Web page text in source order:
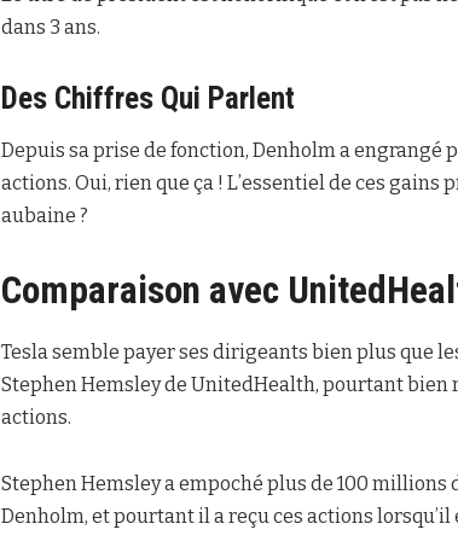
dans 3 ans.
Des Chiffres Qui Parlent
Depuis sa prise de fonction, Denholm a
actions. Oui, rien que ça ! L’essentiel de ces gains
aubaine ?
Comparaison avec
Tesla semble payer ses dirigeants bien plus que
Stephen Hemsley de UnitedHealth, pourtant bien
actions.
Stephen Hemsley a empoché plus de 100
Denholm, et pourtant il a reçu ces actions lorsqu’il